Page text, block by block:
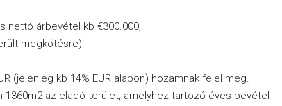
nettó árbevétel kb €300.000,
megkötésre).
(jelenleg kb 14% EUR alapon) hozamnak felel meg.
az eladó terület, amelyhez tartozó éves bevétel